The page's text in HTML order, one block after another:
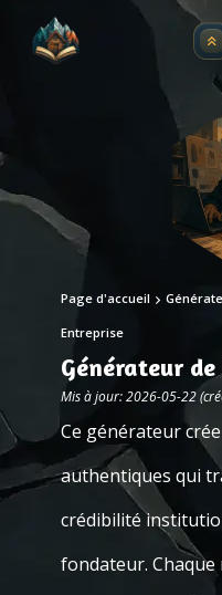
Page d'accueil
Entreprise
Générateur de
Mis à jour: 2026-05-22
Ce générateur
authentiques qui
crédibilité
fondateur. Chaque